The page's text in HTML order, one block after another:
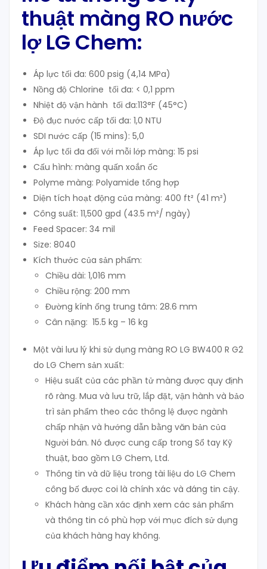
thuật màng RO nước
lợ LG Chem:
Áp lực tối đa: 600 psig (4,14 MPa)
Nồng độ Chlorine tối đa: < 0,1 ppm
Nhiệt độ vận hành tối đa:113°F (45°C)
Độ đục nước cấp tối đa: 1,0 NTU
SDI nước cấp (15 mins): 5,0
Áp lực tối đa đối với mỗi lớp màng: 15 psi
Cấu hình: màng quấn xoắn ốc
Polyme màng: Polyamide tổng hợp
Diện tích hoạt động của màng: 400 ft² (41 m²)
Công suất: 11,500 gpd (43.5 m²/ ngày)
Feed Spacer: 34 mil
Size: 8040
Kích thước của sản phẩm:
Chiều dài: 1,016 mm
Chiều rộng: 200 mm
Đường kính ống trung tâm: 28.6 mm
Cân nặng: 15.5 kg – 16 kg
Một vài lưu lý khi sử dụng màng RO LG BW400 R G2
do LG Chem sản xuất:
Hiệu suất của các phần tử màng được quy định
rõ ràng. Mua và lưu trữ, lắp đặt, vận hành và bảo
trì sản phẩm theo các thông lệ được ngành
chấp nhận và hướng dẫn bằng văn bản của
Người bán. Nó được cung cấp trong Sổ tay Kỹ
thuật, bao gồm LG Chem, Ltd.
Thông tin và dữ liệu trong tài liệu do LG Chem
công bố được coi là chính xác và đáng tin cậy.
Khách hàng cần xác định xem các sản phẩm
và thông tin có phù hợp với mục đích sử dụng
của khách hàng hay không.